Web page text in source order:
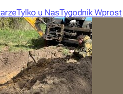
Tylko u NasTygodnik Wprost